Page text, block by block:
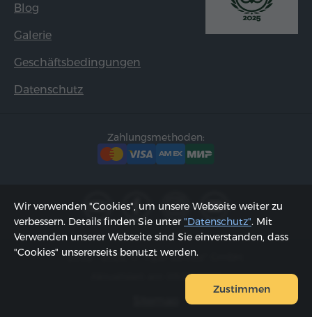
Blog
Galerie
Geschäftsbedingungen
Datenschutz
Zahlungsmethoden:
2002 - 2026, © "Hyur Service" GmbH;
Aktualisiert am 09.08.2026
Wir verwenden "Cookies", um unsere Webseite weiter zu
verbessern. Details finden Sie unter"Datenschutz". Mit
Verwenden unserer Webseite sind Sie einverstanden, dass
"Cookies" unsererseits benutzt werden.
Zustimmen